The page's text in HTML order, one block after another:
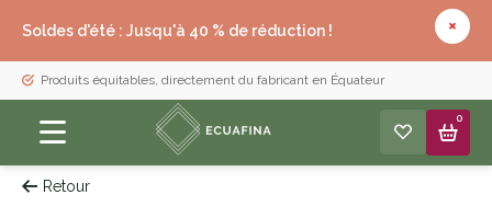
Soldes d'été : Jusqu'à 40 % de réduction !
Produits équitables, directement du fabricant en Équateur
0
Retour